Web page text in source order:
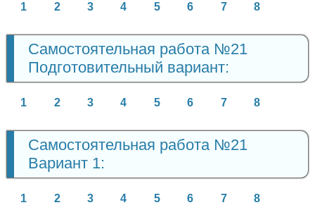
1 2 3 4 5 6 7 8
Самостоятельная работа №21
Подготовительный вариант:
1 2 3 4 5 6 7 8
Самостоятельная работа №21
Вариант 1:
1 2 3 4 5 6 7 8